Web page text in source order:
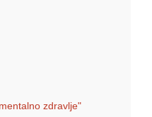
zdravlje"